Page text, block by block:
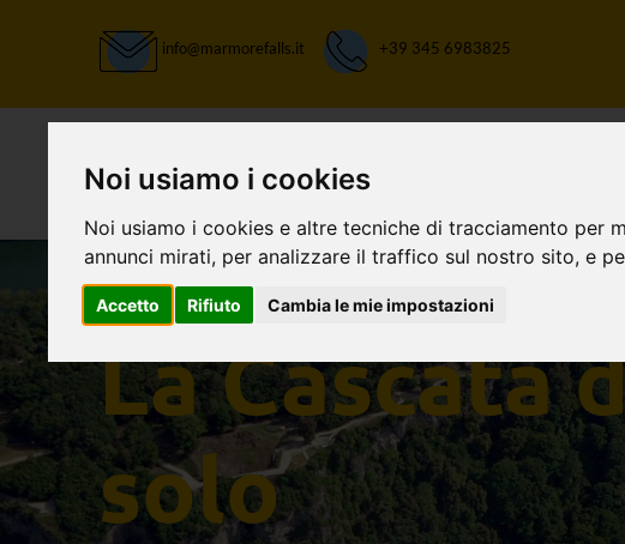
Noi usiamo i cookies
Noi usiamo i cookies e altre tecniche di tracciamento per
annunci mirati, per analizzare il traffico sul nostro sito, e
Accetto Rifiuto Cambia le mie impostazioni
info@marmorefalls.it +39 345 6983825
LASCIATI STUPIRE:
La Cascata
solo